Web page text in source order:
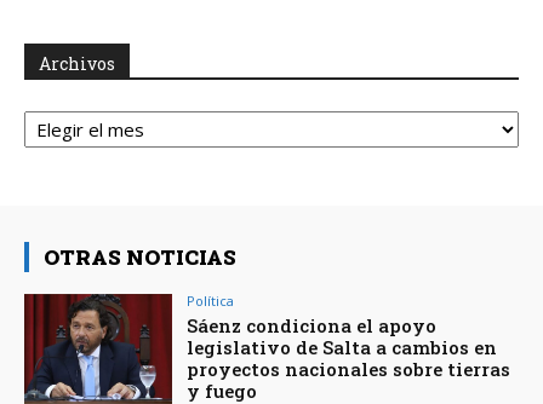
Archivos
Archivos
OTRAS NOTICIAS
Política
Sáenz condiciona el apoyo
legislativo de Salta a cambios en
proyectos nacionales sobre tierras
y fuego